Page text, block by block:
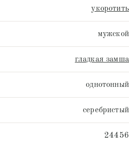
укоротить
мужской
гладкая замша
однотонный
серебристый
24456